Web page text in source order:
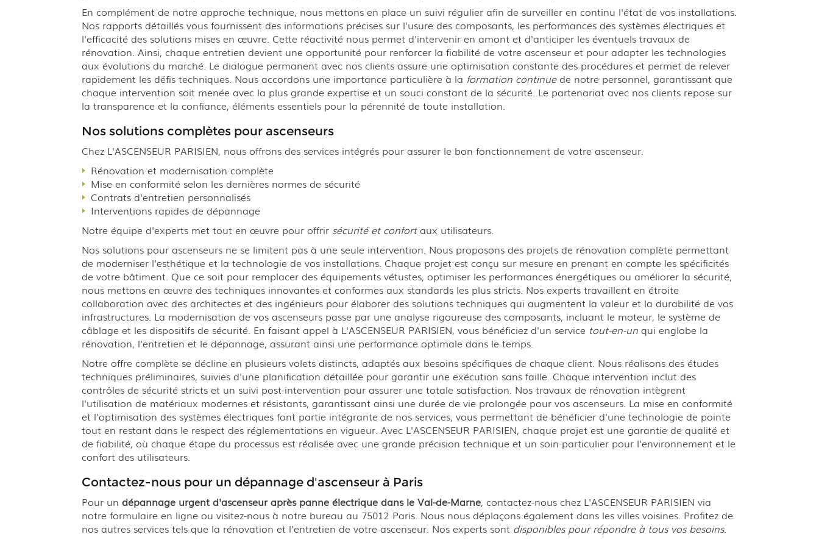
En complément de notre approche technique, nous mettons en place un suivi régulier afin de surveiller en continu l'état de vos installations.
Nos rapports détaillés vous fournissent des informations précises sur l'usure des composants, les performances des systèmes électriques et
l'efficacité des solutions mises en œuvre. Cette réactivité nous permet d'intervenir en amont et d'anticiper les éventuels travaux de
rénovation. Ainsi, chaque entretien devient une opportunité pour renforcer la fiabilité de votre ascenseur et pour adapter les technologies
aux évolutions du marché. Le dialogue permanent avec nos clients assure une optimisation constante des procédures et permet de relever
rapidement les défis techniques. Nous accordons une importance particulière à la formation continuede notre personnel, garantissant que
chaque intervention soit menée avec la plus grande expertise et un souci constant de la sécurité. Le partenariat avec nos clients repose sur
la transparence et la confiance, éléments essentiels pour la pérennité de toute installation.
Nos solutions complètes pour ascenseurs
Chez L'ASCENSEUR PARISIEN, nous offrons des services intégrés pour assurer le bon fonctionnement de votre ascenseur.
Rénovation et modernisation complète
Mise en conformité selon les dernières normes de sécurité
Contrats d'entretien personnalisés
Interventions rapides de dépannage
Notre équipe d'experts met tout en œuvre pour offrir sécurité et confortaux utilisateurs.
Nos solutions pour ascenseurs ne se limitent pas à une seule intervention. Nous proposons des projets de rénovation complète permettant
de moderniser l'esthétique et la technologie de vos installations. Chaque projet est conçu sur mesure en prenant en compte les spécificités
de votre bâtiment. Que ce soit pour remplacer des équipements vétustes, optimiser les performances énergétiques ou améliorer la sécurité,
nous mettons en œuvre des techniques innovantes et conformes aux standards les plus stricts. Nos experts travaillent en étroite
collaboration avec des architectes et des ingénieurs pour élaborer des solutions techniques qui augmentent la valeur et la durabilité de vos
infrastructures. La modernisation de vos ascenseurs passe par une analyse rigoureuse des composants, incluant le moteur, le système de
câblage et les dispositifs de sécurité. En faisant appel à L'ASCENSEUR PARISIEN, vous bénéficiez d'un service tout-en-un qui englobe la
rénovation, l'entretien et le dépannage, assurant ainsi une performance optimale dans le temps.
Notre offre complète se décline en plusieurs volets distincts, adaptés aux besoins spécifiques de chaque client. Nous réalisons des études
techniques préliminaires, suivies d'une planification détaillée pour garantir une exécution sans faille. Chaque intervention inclut des
contrôles de sécurité stricts et un suivi post-intervention pour assurer une totale satisfaction. Nos travaux de rénovation intègrent
l'utilisation de matériaux modernes et résistants, garantissant ainsi une durée de vie prolongée pour vos ascenseurs. La mise en conformité
et l'optimisation des systèmes électriques font partie intégrante de nos services, vous permettant de bénéficier d'une technologie de pointe
tout en restant dans le respect des réglementations en vigueur. Avec L'ASCENSEUR PARISIEN, chaque projet est une garantie de qualité et
de fiabilité, où chaque étape du processus est réalisée avec une grande précision technique et un soin particulier pour l'environnement et le
confort des utilisateurs.
Contactez-nous pour un dépannage d'ascenseur à Paris
Pour undépannage urgent d'ascenseur après panne électrique dans le Val-de-Marne, contactez-nous chez L'ASCENSEUR PARISIEN via
notre formulaire en ligne ou visitez-nous à notre bureau au 75012 Paris. Nous nous déplaçons également dans les villes voisines. Profitez de
nos autres services tels que la rénovation et l'entretien de votre ascenseur. Nos experts sont disponibles pour répondre à tous vos besoins.